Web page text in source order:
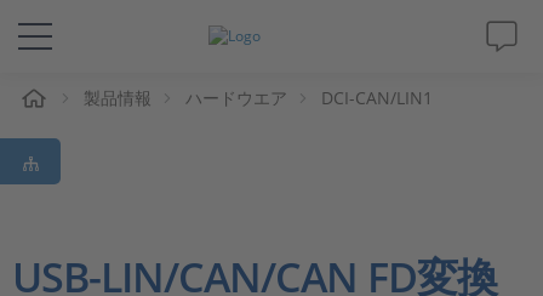
ソリューションと製品
サポート
製品情報 ハードウエア DCI-CAN/LIN1
USB-LIN/CAN/CAN FD変換